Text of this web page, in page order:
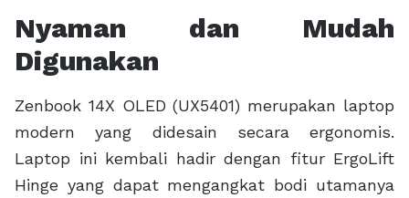
Nyaman dan Mudah
Digunakan
Zenbook 14X OLED (UX5401) merupakan laptop
modern yang didesain secara ergonomis.
Laptop ini kembali hadir dengan fitur ErgoLift
Hinge yang dapat mengangkat bodi utamanya